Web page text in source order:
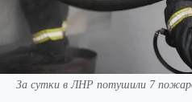
За сутки в ЛНР потушили 7